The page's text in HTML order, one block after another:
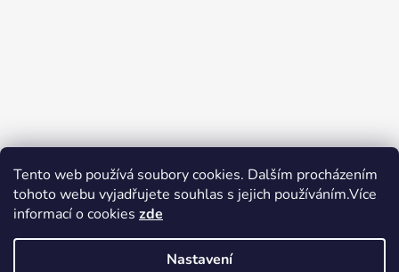
Tento web používá soubory cookies. Dalším procházením
tohoto webu vyjadřujete souhlas s jejich používáním.Více
informací o cookies zde
Nastavení
Zboží.cz Heureka.cz Voňavé dárky